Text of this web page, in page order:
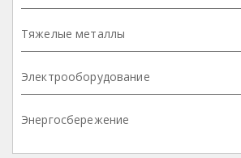
Тяжелые металлы
Электрооборудование
Энергосбережение